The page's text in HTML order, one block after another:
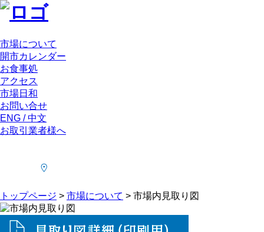
市場について
開市カレンダー
お食事処
アクセス
市場日和
お問い合せ
ENG / 中文
お取引業者様へ
トップページ > 市場について > 市場内見取り図